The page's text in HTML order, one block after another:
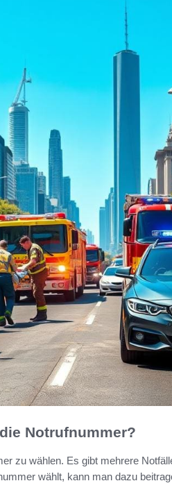
Notrufnummer?
zu wählen. Es gibt mehrere
wählt, kann man dazu